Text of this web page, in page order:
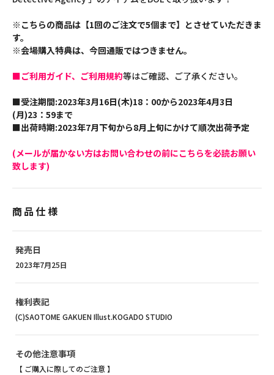
※こちらの商品は【1回のご注文で5個まで】とさせていただきま
す。
※会場購入特典は、今回通販ではつきません。
■ご利用ガイド、ご利用規約等はご確認、ご了承ください。
■受注期間:2023年3月16日(木)18：00から2023年4月3日
(月)23：59まで
■出荷時期:2023年7月下旬から8月上旬にかけて順次出荷予定
(メールが届かない方はお問い合わせの前にこちらを必読お願い
致します)
商品仕様
発売日
2023年7月25日
権利表記
(C)SAOTOME GAKUEN Illust.KOGADO STUDIO
その他注意事項
【 ご購入に際してのご注意 】